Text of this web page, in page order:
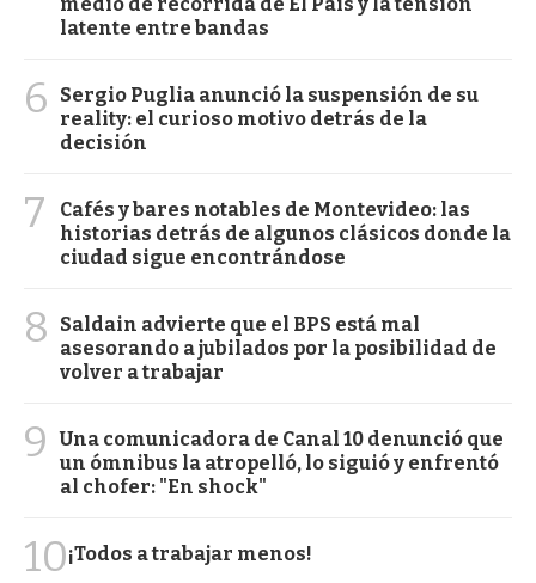
latente entre bandas
6
Sergio Puglia anunció la suspensión de su
reality: el curioso motivo detrás de la
decisión
7
Cafés y bares notables de Montevideo: las
historias detrás de algunos clásicos donde la
ciudad sigue encontrándose
8
Saldain advierte que el BPS está mal
asesorando a jubilados por la posibilidad de
volver a trabajar
9
Una comunicadora de Canal 10 denunció que
un ómnibus la atropelló, lo siguió y enfrentó
al chofer: "En shock"
10¡Todos a trabajar menos!